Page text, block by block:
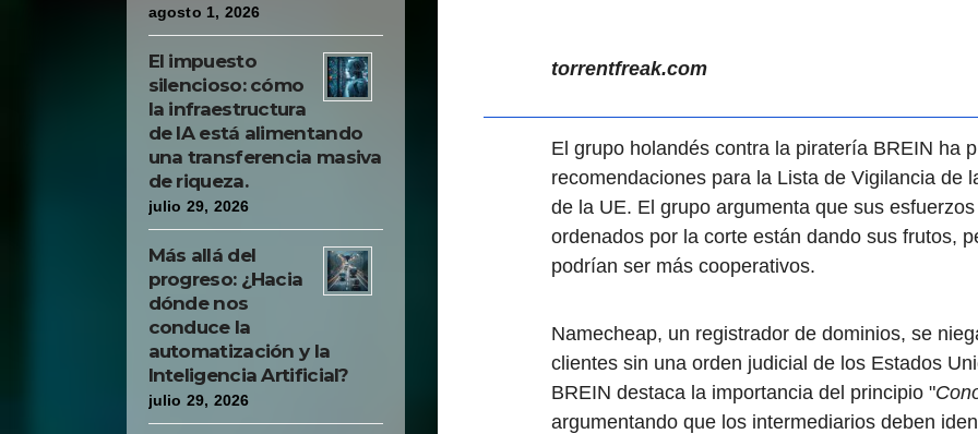
agosto 1, 2026
El impuesto
silencioso: cómo
la infraestructura
de IA está alimentando
una transferencia masiva
de riqueza.
julio 29, 2026
Más allá del
progreso: ¿Hacia
dónde nos
conduce la
automatización y la
Inteligencia Artificial?
julio 29, 2026
torrentfreak.com
El grupo holandés contra la piratería BREIN ha
recomendaciones para la Lista de Vigilancia de
de la UE. El grupo argumenta que sus
ordenados por la corte están dando sus frutos,
podrían ser más cooperativos.
Namecheap, un registrador de dominios, se
clientes sin una orden judicial de los Estados
BREIN destaca la importancia del principio "
argumentando que los intermediarios deben